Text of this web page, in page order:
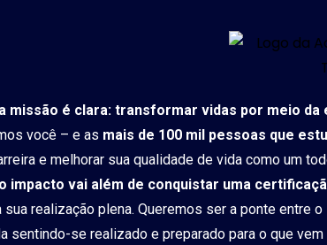
missão é clara: transformar vidas por meio da
você – e as mais de 100 mil pessoas que
e melhorar sua qualidade de vida como um
impacto vai além de conquistar uma
sua realização plena. Queremos ser a ponte entre
sentindo-se realizado e preparado para o que